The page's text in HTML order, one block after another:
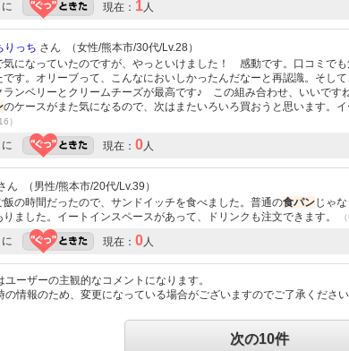
現在： 1人
りっち さん （女性/熊本市/30代/Lv.28）
気になっていたのですが、やっといけました！ 感動です。口コミで
です。オリーブって、こんなにおいしかったんだなーと再認識。そし
ランベリーとクリームチーズが最高です♪ この組み合わせ、いいです
のケースがまた気になるので、次はまたいろいろ買おうと思います。
）
現在： 0人
ん （男性/熊本市/20代/Lv.39）
飯の時間だったので、サンドイッチを食べました。普通の食パンじゃ
りました。イートインスペースがあって、ドリンクも注文できます。
現在： 0人
ーザーの主観的なコメントになります。
の情報のため、変更になっている場合がございますのでご了承ください
次の10件